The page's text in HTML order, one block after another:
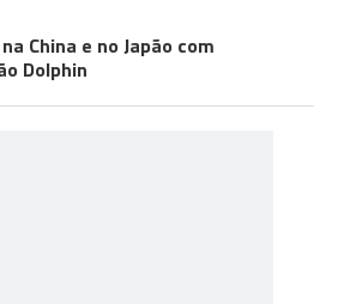
China e no Japão com
Dolphin